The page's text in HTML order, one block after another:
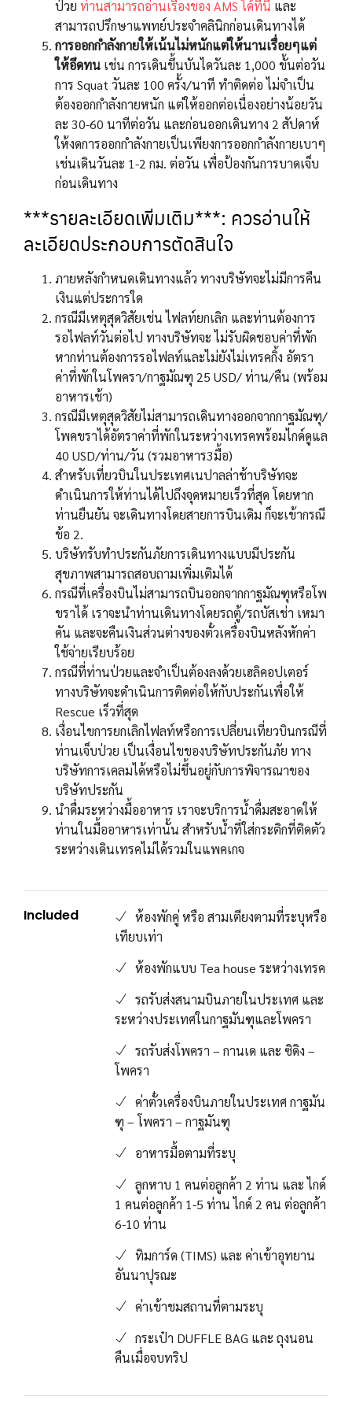
ป่วย ท่านสามารถอ่านเรื่องของ AMS ได้ที่นี่ และ
สามารถปรึกษาแพทย์ประจำคลินิกก่อนเดินทางได้
การออกกำลังกายให้เน้นไม่หนักแต่ให้นานเรื่อยๆแต่
ให้อึดทน เช่น การเดินขึ้นบันไดวันละ 1,000 ขั้นต่อวัน
การ Squat วันละ 100 ครั้ง/นาที ทำติดต่อ ไม่จำเป็น
ต้องออกกำลังกายหนัก แต่ให้ออกต่อเนื่องอย่างน้อยวัน
ละ 30-60 นาทีต่อวัน และก่อนออกเดินทาง 2 สัปดาห์
ให้งดการออกกำลังกายเป็นเพียงการออกกำลังกายเบาๆ
เช่นเดินวันละ 1-2 กม. ต่อวัน เพื่อป้องกันการบาดเจ็บ
ก่อนเดินทาง
***รายละเอียดเพิ่มเติม***: ควรอ่านให้
ละเอียดประกอบการตัดสินใจ
ภายหลังกำหนดเดินทางแล้ว ทางบริษัทจะไม่มีการคืน
เงินแต่ประการใด
กรณีมีเหตุสุดวิสัยเช่น ไฟลท์ยกเลิก และท่านต้องการ
รอไฟลท์วันต่อไป ทางบริษัทจะ ไม่รับผิดชอบค่าที่พัก
หากท่านต้องการรอไฟลท์และไม่ยังไม่เทรคกิ้ง อัตรา
ค่าที่พักในโพครา/กาฐมัณฑุ 25 USD/ ท่าน/คืน (พร้อม
อาหารเช้า)
กรณีมีเหตุสุดวิสัยไม่สามารถเดินทางออกจากกาฐมัณฑุ/
โพคขราได้อัตราค่าที่พักในระหว่างเทรคพร้อมไกด์ดูแล
40 USD/ท่าน/วัน (รวมอาหาร3มื้อ)
สำหรับเที่ยวบินในประเทศเนปาลล่าช้าบริษัทจะ
ดำเนินการให้ท่านได้ไปถึงจุดหมายเร็วที่สุด โดยหาก
ท่านยืนยัน จะเดินทางโดยสายการบินเดิม ก็จะเข้ากรณี
ข้อ 2.
บริษัทรับทำประกันภัยการเดินทางแบบมีประกัน
สุขภาพสามารถสอบถามเพิ่มเติมได้
กรณีที่เครื่องบินไม่สามารถบินออกจากกาฐมัณฑุหรือโพ
ขราได้ เราจะนำท่านเดินทางโดยรถตู้/รถบัสเช่า เหมา
คัน และจะคืนเงินส่วนต่างของตั๋วเครื่องบินหลังหักค่า
ใช้จ่ายเรียบร้อย
กรณีที่ท่านป่วยและจำเป็นต้องลงด้วยเฮลิคอปเตอร์
ทางบริษัทจะดำเนินการติดต่อให้กับประกันเพื่อให้
Rescue เร็วที่สุด
เงื่อนไขการยกเลิกไฟลท์หรือการเปลี่ยนเที่ยวบินกรณีที่
ท่านเจ็บป่วย เป็นเงื่อนไขของบริษัทประกันภัย ทาง
บริษัทการเคลมได้หรือไม่ขึ้นอยู่กับการพิจารณาของ
บริษัทประกัน
นำดื่มระหว่างมื้ออาหาร เราจะบริการน้ำดื่มสะอาดให้
ท่านในมื้ออาหารเท่านั้น สำหรับน้ำที่ใส่กระติกที่ติดตัว
ระหว่างเดินเทรคไม่ได้รวมในแพคเกจ
Included
ห้องพักคู่ หรือ สามเตียงตามที่ระบุหรือ
เทียบเท่า
ห้องพักแบบ Tea house ระหว่างเทรค
รถรับส่งสนามบินภายในประเทศ และ
ระหว่างประเทศในกาฐมันฑุและโพครา
รถรับส่งโพครา – กานเด และ ซิดิง –
โพครา
ค่าตั๋วเครื่องบินภายในประเทศ กาฐมัน
ฑุ – โพครา – กาฐมันฑุ
อาหารมื้อตามที่ระบุ
ลูกหาบ 1 คนต่อลูกค้า 2 ท่าน และ ไกด์
1 คนต่อลูกค้า 1-5 ท่าน ไกด์ 2 คน ต่อลูกค้า
6-10 ท่าน
ทิมการ์ด (TIMS) และ ค่าเข้าอุทยาน
อันนาปุรณะ
ค่าเข้าชมสถานที่ตามระบุ
กระเป๋า DUFFLE BAG และ ถุงนอน
คืนเมื่อจบทริป